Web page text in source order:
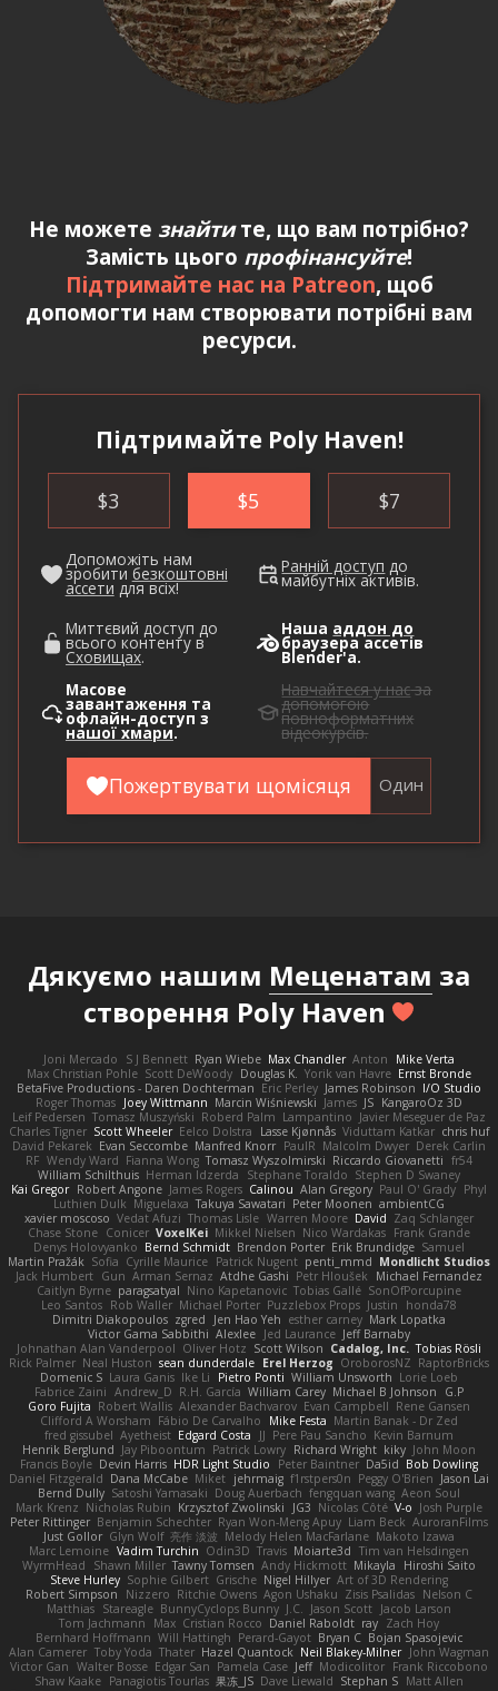
Не можете знайтите, що вам потрібно?
Замість цього профінансуйте!
Підтримайте нас на Patreon, щоб
допомогти нам створювати потрібні вам
ресурси.
Підтримайте Poly Haven!
$3 $5 $7
Допоможіть нам
зробити безкоштовні
ассети для всіх!
Ранній доступ до
майбутніх активів.
Миттєвий доступ до
всього контенту в
Сховищах.
Наша аддон до
браузера ассетів
Blender'а.
Масове
завантаження та
офлайн-доступ з
нашої хмари.
Навчайтеся у насза
допомогою
повноформатних
відеокурсів.
Пожертвувати щомісяця Один
Дякуємо нашим Меценатам за
створення Poly Haven
Joni Mercado S J Bennett Ryan Wiebe Max Chandler Anton
Mike Verta
Max Christian Pohle Scott DeWoody Douglas K. Yorik van Havre Ernst Bronde
BetaFive Productions - Daren Dochterman Eric Perley James Robinson I/O Studio
Roger Thomas Joey Wittmann Marcin Wiśniewski James JS KangaroOz 3D
Leif Pedersen Tomasz Muszyński Roberd Palm Lampantino Javier Meseguer de Paz
Charles Tigner Scott Wheeler Eelco Dolstra Lasse Kjønnås Viduttam Katkar chris huf
David Pekarek Evan Seccombe Manfred Knorr PaulR Malcolm Dwyer Derek Carlin
RF Wendy Ward Fianna Wong Tomasz Wyszolmirski Riccardo Giovanetti fr54
William Schilthuis Herman Idzerda Stephane Toraldo Stephen D Swaney
Kai Gregor Robert Angone James Rogers Calinou Alan Gregory Paul O' Grady Phyl
Luthien Dulk Miguelaxa Takuya Sawatari Peter Moonen ambientCG
xavier moscoso Vedat Afuzi Thomas Lisle Warren Moore David Zaq Schlanger
Chase Stone Conicer VoxelKei Mikkel Nielsen Nico Wardakas Frank Grande
Denys Holovyanko Bernd Schmidt Brendon Porter Erik Brundidge Samuel
Martin Pražák Sofia Cyrille Maurice Patrick Nugent penti_mmd Mondlicht Studios
Jack Humbert Gun Arman Sernaz Atdhe Gashi Petr Hloušek
Michael Fernandez
Caitlyn Byrne paragsatyal Nino Kapetanovic Tobias Gallé SonOfPorcupine
Leo Santos Rob Waller Michael Porter Puzzlebox Props Justin
honda78
Dimitri Diakopoulos zgred Jen Hao Yeh esther carney Mark Lopatka
Victor Gama Sabbithi Alexlee Jed Laurance Jeff Barnaby
Johnathan Alan Vanderpool Oliver Hotz Scott Wilson Cadalog, Inc. Tobias Rösli
Rick Palmer Neal Huston sean dunderdale Erel Herzog OroborosNZ RaptorBricks
Domenic S Laura Ganis Ike Li Pietro Ponti William Unsworth Lorie Loeb
Fabrice Zaini Andrew_D R.H. García William Carey Michael B Johnson
G.P
Goro Fujita Robert Wallis Alexander Bachvarov Evan Campbell Rene Gansen
Clifford A Worsham Fábio De Carvalho Mike Festa Martin Banak - Dr Zed
fred gissubel Ayetheist Edgard Costa JJ Pere Pau Sancho Kevin Barnum
Henrik Berglund Jay Piboontum Patrick Lowry Richard Wright kiky John Moon
Francis Boyle Devin Harris HDR Light Studio Peter Baintner Da5id Bob Dowling
Daniel Fitzgerald Dana McCabe Miket jehrmaig f1rstpers0n Peggy O'Brien Jason Lai
Bernd Dully Satoshi Yamasaki Doug Auerbach fengquan wang Aeon Soul
Mark Krenz Nicholas Rubin Krzysztof Zwolinski JG3 Nicolas Côté V-o Josh Purple
Peter Rittinger Benjamin Schechter Ryan Won-Meng Apuy Liam Beck AuroranFilms
Just Gollor Glyn Wolf 亮作 淡波 Melody Helen MacFarlane Makoto Izawa
Marc Lemoine Vadim Turchin Odin3D Travis Moiarte3d Tim van Helsdingen
WyrmHead
Shawn Miller Tawny Tomsen Andy Hickmott Mikayla
Hiroshi Saito
Steve Hurley Sophie Gilbert Grische Nigel Hillyer Art of 3D Rendering
Robert Simpson
Nizzero Ritchie Owens Agon Ushaku Zisis Psalidas Nelson C
Matthias Stareagle BunnyCyclops Bunny J.C. Jason Scott Jacob Larson
Tom Jachmann
Max Cristian Rocco Daniel Raboldt ray Zach Hoy
Bernhard Hoffmann Will Hattingh Perard-Gayot Bryan C Bojan Spasojevic
Alan Camerer Toby Yoda Thater Hazel Quantock Neil Blakey-Milner John Wagman
Victor Gan Walter Bosse Edgar San Pamela Case Jeff Modicolitor Frank Riccobono
Shaw Kaake Panagiotis Tourlas 果冻_JS Dave Liewald Stephan S Matt Allen